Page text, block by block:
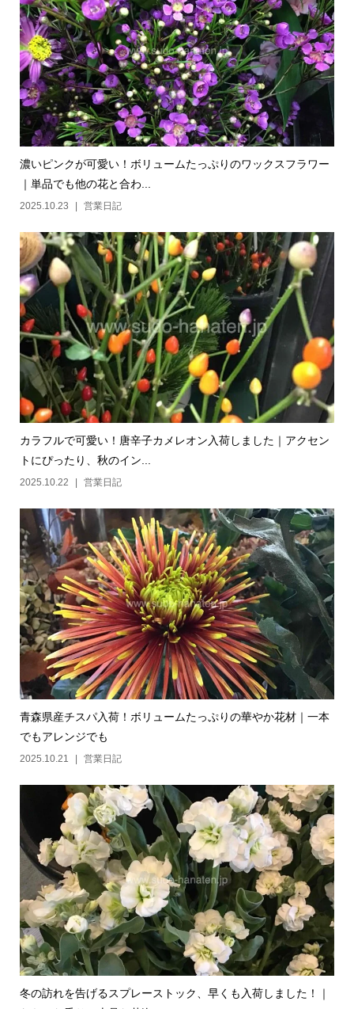
濃いピンクが可愛い！ボリュームたっぷりのワックスフラワー
｜単品でも他の花と合わ...
2025.10.23 営業日記
カラフルで可愛い！唐辛子カメレオン入荷しました｜アクセン
トにぴったり、秋のイン...
2025.10.22 営業日記
青森県産チスパ入荷！ボリュームたっぷりの華やか花材｜一本
でもアレンジでも
2025.10.21 営業日記
冬の訪れを告げるスプレーストック、早くも入荷しました！｜